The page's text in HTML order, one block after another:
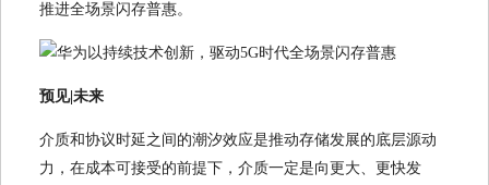
推进全场景闪存普惠。
预见|未来
介质和协议时延之间的潮汐效应是推动存储发展的底层源动
力，在成本可接受的前提下，介质一定是向更大、更快发